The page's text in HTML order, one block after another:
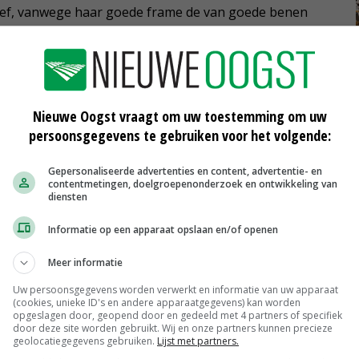
vanwege haar goede frame de van goede benen
de Groot uit Herwijnen voor. Hier was de
van Jaap en Ina Jacobi ui Garyp balans uier meer
Holsteins uit Teteringen won rubriek 2, ze is
Hier kwam op 1B M.H. Pernilla 7 (V. Gold
van maatschap Haytema-De Groot uit
voor de melktypische Future Dream H Dayannie (V.
was de 1B voor Matje 59 (V. Bradnick) van
Van der Ploeg uit Warga met V Zwaantje 92 (V.
Nieuwe Oogst vraagt om uw toestemming om uw
persoonsgegevens te gebruiken voor het volgende:
Gepersonaliseerde advertenties en content, advertentie- en
contentmetingen, doelgroepenonderzoek en ontwikkeling van
diensten
Informatie op een apparaat opslaan en/of openen
Meer informatie
Uw persoonsgegevens worden verwerkt en informatie van uw apparaat
(cookies, unieke ID's en andere apparaatgegevens) kan worden
opgeslagen door, geopend door en gedeeld met 4 partners of specifiek
door deze site worden gebruikt. Wij en onze partners kunnen precieze
geolocatiegegevens gebruiken. Lijst met partners.